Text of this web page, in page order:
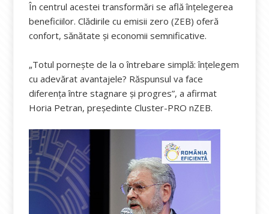
În centrul acestei transformări se află înțelegerea
beneficiilor. Clădirile cu emisii zero (ZEB) oferă
confort, sănătate și economii semnificative.
„Totul pornește de la o întrebare simplă: înțelegem
cu adevărat avantajele? Răspunsul va face
diferența între stagnare și progres”, a afirmat
Horia Petran, președinte Cluster-PRO nZEB.